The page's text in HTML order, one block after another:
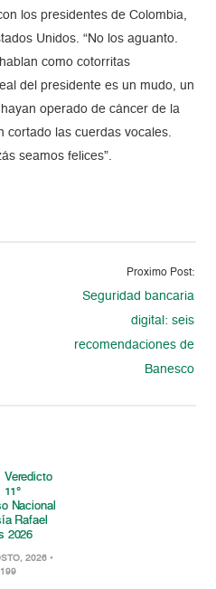
los presidentes de Colombia,
Unidos. “No los aguanto.
como cotorritas
del presidente es un mudo, un
operado de cáncer de la
cortado las cuerdas vocales.
seamos felices”.
Proximo Post:
Seguridad bancaria
digital: seis
recomendaciones de
Banesco
Veredicto
11°
Nacional
Rafael
2026
2026 •